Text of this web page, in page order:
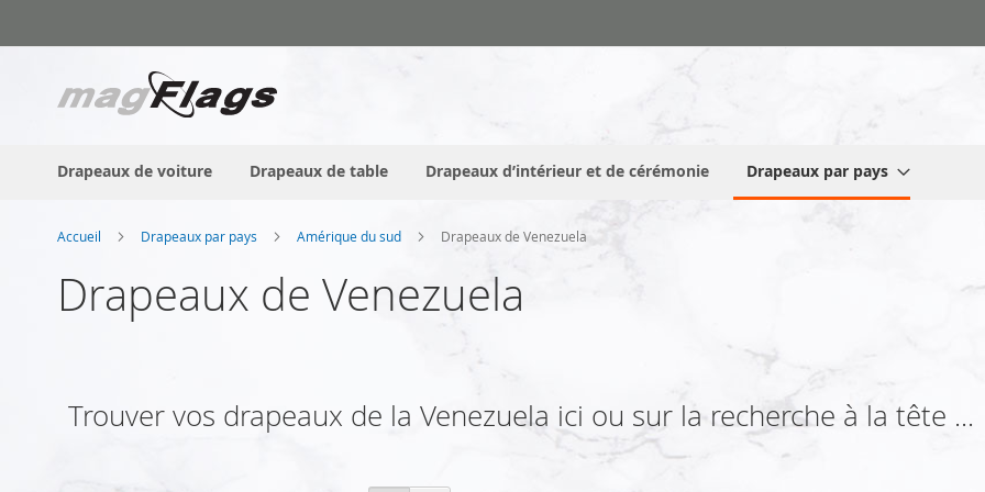
au
Drapeaux de voiture Drapeaux de table Drapeaux d’intérieur et de cérémonie Drapeaux par pays
Accueil Drapeaux par pays Amérique du sud Drapeaux de Venezuela
Drapeaux de Venezuela
Trouver vos drapeaux de la Venezuela ici ou sur la recherche à la tête ...